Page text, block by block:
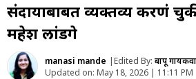
संप्रदायाबाबत व्यक्तव्य करणं
महेश लांडगे
manasi mande |Edited By: बापू
Updated on: May 18, 2026 | 11:11 PM